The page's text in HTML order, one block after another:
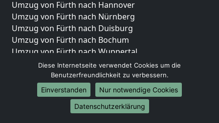
Umzug von Fürth nach Hannover
Umzug von Fürth nach Nürnberg
Umzug von Fürth nach Duisburg
Umzug von Fürth nach Bochum
Umzug von Fürth nach Wuppertal
Umzug von Fürth nach Bielefeld
Umzug von Fürth nach Bonn
Umzug von Fürth nach Münster
Internationale-Umzüge
Diese Internetseite verwendet Cookies um die
Benutzerfreundlichkeit zu verbessern.
Einverstanden
Nur notwendige Cookies
Datenschutzerklärung